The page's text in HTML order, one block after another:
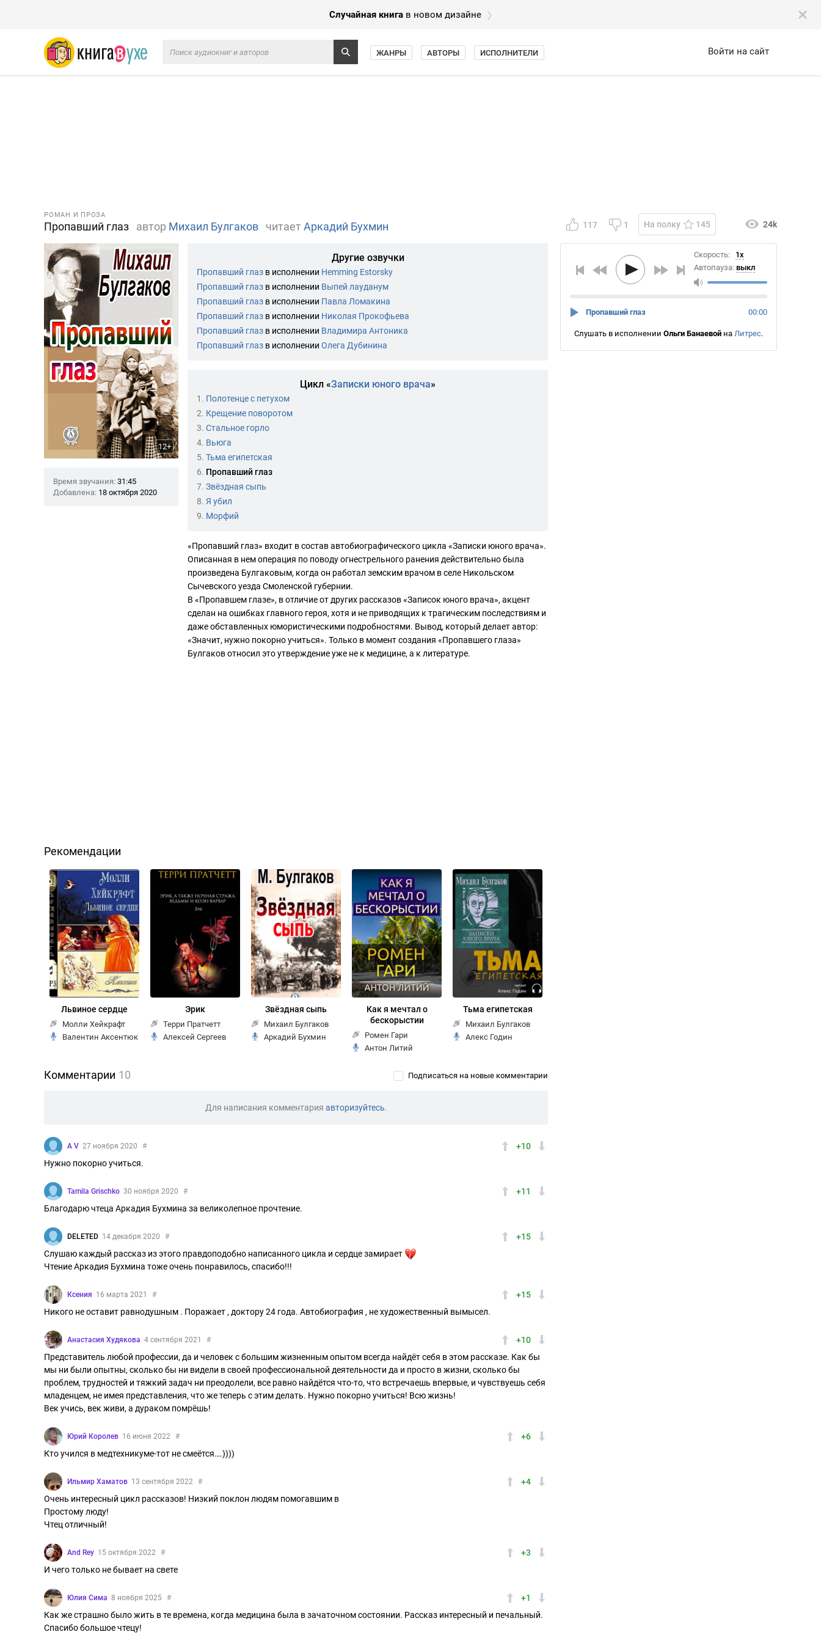
Случайная книга в новом дизайне
Войти на сайт
ЖАНРЫ АВТОРЫ ИСПОЛНИТЕЛИ
117 1 На полку 145 24k
Скорость:
1x
Автопауза: выкл
00:00
Пропавший глаз
Слушать в исполнении Ольги Банаевой на Литрес.
РОМАН И ПРОЗА
Пропавший глаз автор Михаил Булгаков читаетАркадий Бухмин
12+
Время звучания: 31:45
Добавлена: 18 октября 2020
Другие озвучки
Пропавший глаз в исполнении Hemming Estorsky
Пропавший глаз в исполнении Выпей лауданум
Пропавший глаз в исполнении Павла Ломакина
Пропавший глаз в исполнении Николая Прокофьева
Пропавший глаз в исполнении Владимира Антоника
Пропавший глаз в исполнении Олега Дубинина
Цикл «Записки юного врача»
1. Полотенце с петухом
2. Крещение поворотом
3. Стальное горло
4. Вьюга
5. Тьма египетская
6. Пропавший глаз
7. Звёздная сыпь
8. Я убил
9. Морфий
«Пропавший глаз» входит в состав автобиографического цикла «Записки юного врача».
Описанная в нем операция по поводу огнестрельного ранения действительно была
произведена Булгаковым, когда он работал земским врачом в селе Никольском
Сычевского уезда Смоленской губернии.
В «Пропавшем глазе», в отличие от других рассказов «Записок юного врача», акцент
сделан на ошибках главного героя, хотя и не приводящих к трагическим последствиям и
даже обставленных юмористическими подробностями. Вывод, который делает автор:
«Значит, нужно покорно учиться». Только в момент создания «Пропавшего глаза»
Булгаков относил это утверждение уже не к медицине, а к литературе.
Рекомендации
Львиное сердце
Молли Хейкрафт
Валентин Аксентюк
Эрик
Терри Пратчетт
Алексей Сергеев
Звёздная сыпь
Михаил Булгаков
Аркадий Бухмин
Как я мечтал о
бескорыстии
Ромен Гари
Антон Литий
Тьма египетская
Михаил Булгаков
Алекс Годин
Подписаться на новые комментарии
Комментарии 10
Для написания комментария авторизуйтесь.
+10
A V 27 ноября 2020 #
Нужно покорно учиться.
+11
Tamila Grischko 30 ноября 2020 #
Благодарю чтеца Аркадия Бухмина за великолепное прочтение.
+15
DELETED 14 декабря 2020 #
Слушаю каждый рассказ из этого правдоподобно написанного цикла и сердце замирает
Чтение Аркадия Бухмина тоже очень понравилось, спасибо!!!
+15
Ксения 16 марта 2021 #
Никого не оставит равнодушным . Поражает , доктору 24 года. Автобиография , не художественный вымысел.
+10
Анастасия Худякова 4 сентября 2021 #
Представитель любой профессии, да и человек с большим жизненным опытом всегда найдёт себя в этом рассказе. Как бы
мы ни были опытны, сколько бы ни видели в своей профессиональной деятельности да и просто в жизни, сколько бы
проблем, трудностей и тяжкий задач ни преодолели, все равно найдётся что-то, что встречаешь впервые, и чувствуешь себя
младенцем, не имея представления, что же теперь с этим делать. Нужно покорно учиться! Всю жизнь!
Век учись, век живи, а дураком помрёшь!
+6
Юрий Королев 16 июня 2022 #
Кто учился в медтехникуме-тот не смеётся….))))
+4
Ильмир Хаматов 13 сентября 2022 #
Очень интересный цикл рассказов! Низкий поклон людям помогавшим в
Простому люду!
Чтец отличный!
+3
And Rey 15 октября 2022 #
И чего только не бывает на свете
+1
Юлия Сима 8 ноября 2025 #
Как же страшно было жить в те времена, когда медицина была в зачаточном состоянии. Рассказ интересный и печальный.
Спасибо большое чтецу!